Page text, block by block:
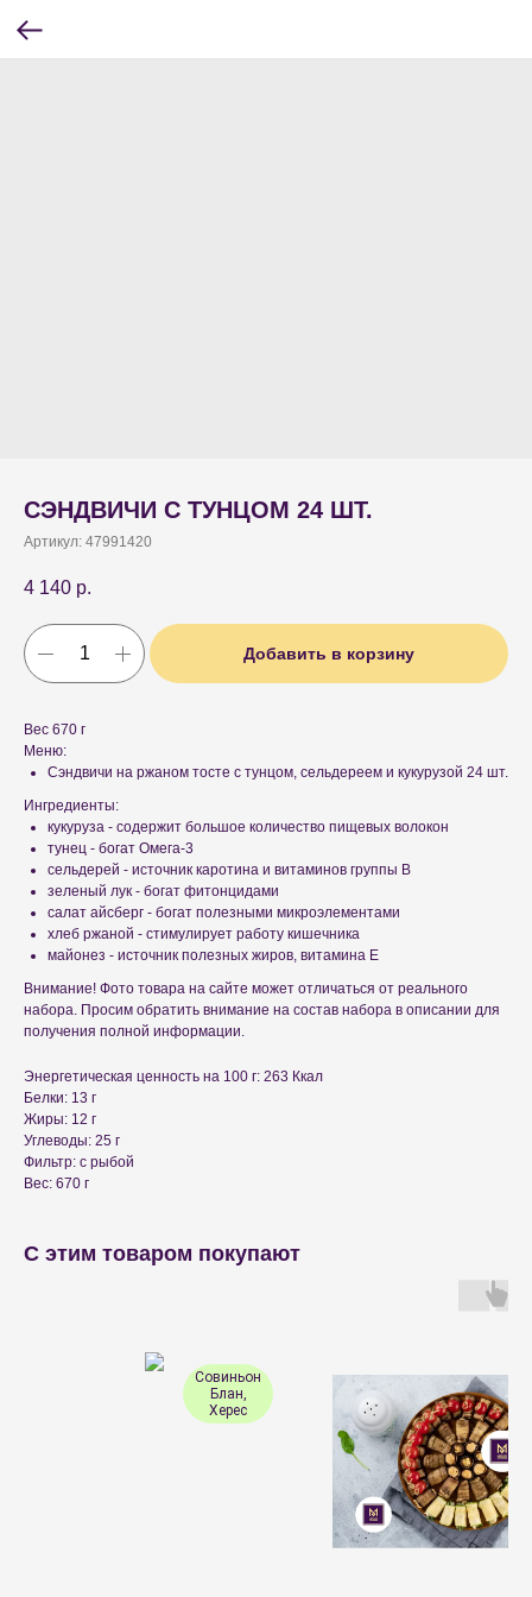
СЭНДВИЧИ С ТУНЦОМ 24 ШТ.
Артикул: 47991420
4 140 р.
Добавить в корзину
Вес 670 г
Меню:
Сэндвичи на ржаном тосте с тунцом, сельдереем и кукурузой 24 шт.
Ингредиенты:
кукуруза - содержит большое количество пищевых волокон
тунец - богат Омега-3
сельдерей - источник каротина и витаминов группы В
зеленый лук - богат фитонцидами
салат айсберг - богат полезными микроэлементами
хлеб ржаной - стимулирует работу кишечника
майонез - источник полезных жиров, витамина Е
Внимание! Фото товара на сайте может отличаться от реального
набора. Просим обратить внимание на состав набора в описании для
получения полной информации.
Энергетическая ценность на 100 г: 263 Ккал
Белки: 13 г
Жиры: 12 г
Углеводы: 25 г
Фильтр: с рыбой
Вес: 670 г
С этим товаром покупают
Совиньон
Блан,
Херес